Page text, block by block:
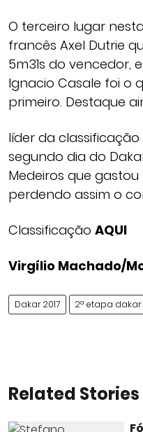
O terceiro lugar
francês Axel Dutrie
5m31s do vencedor,
Ignacio Casale foi o
primeiro. Destaque
líder da
segundo dia do
Medeiros que
perdendo assim o
Classificação AQUI
Virgílio Machado/
Dakar 2017 2ª etapa dakar
Related Stories